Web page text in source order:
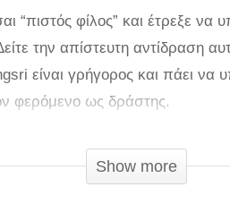
“πιστός φίλος” και έτρεξε να
την απίστευτη αντίδραση
είναι γρήγορος και πάει να
φερόμενο ως δράστης.
ότι ο ελέφαντας είναι κοντά
του και πάει να τον βλάψει.
Show more